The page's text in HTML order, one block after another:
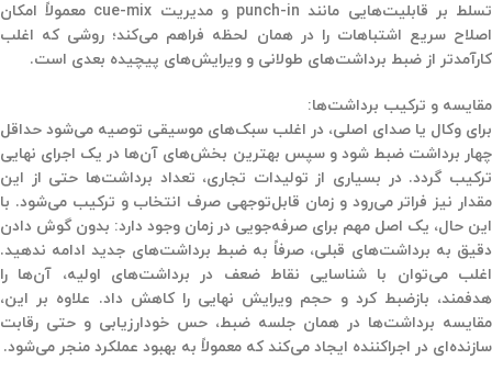
تسلط بر قابلیت‌هایی مانند punch-in و مدیریت cue-mix معمولاً امکان
اصلاح سریع اشتباهات را در همان لحظه فراهم می‌کند؛ روشی که اغلب
کارآمدتر از ضبط برداشت‌های طولانی و ویرایش‌های پیچیده بعدی است.
مقایسه و ترکیب برداشت‌ها:
برای وکال یا صدای اصلی، در اغلب سبک‌های موسیقی توصیه می‌شود حداقل
چهار برداشت ضبط شود و سپس بهترین بخش‌های آن‌ها در یک اجرای نهایی
ترکیب گردد. در بسیاری از تولیدات تجاری، تعداد برداشت‌ها حتی از این
مقدار نیز فراتر می‌رود و زمان قابل‌توجهی صرف انتخاب و ترکیب می‌شود. با
این حال، یک اصل مهم برای صرفه‌جویی در زمان وجود دارد: بدون گوش دادن
دقیق به برداشت‌های قبلی، صرفاً به ضبط برداشت‌های جدید ادامه ندهید.
اغلب می‌توان با شناسایی نقاط ضعف در برداشت‌های اولیه، آن‌ها را
هدفمند، بازضبط کرد و حجم ویرایش نهایی را کاهش داد. علاوه بر این،
مقایسه برداشت‌ها در همان جلسه ضبط، حس خودارزیابی و حتی رقابت
سازنده‌ای در اجراکننده ایجاد می‌کند که معمولاً به بهبود عملکرد منجر می‌شود.